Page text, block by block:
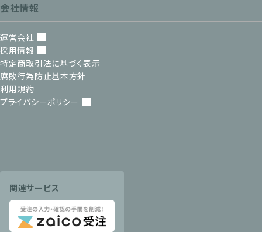
会社情報
運営会社
採用情報
特定商取引法に基づく表示
腐敗行為防止基本方針
利用規約
プライバシーポリシー
関連サービス